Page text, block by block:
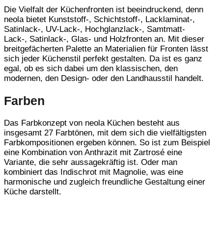
Die Vielfalt der Küchenfronten ist beeindruckend, denn
neola bietet Kunststoff-, Schichtstoff-, Lacklaminat-,
Satinlack-, UV-Lack-, Hochglanzlack-, Samtmatt-
Lack-, Satinlack-, Glas- und Holzfronten an. Mit dieser
breitgefächerten Palette an Materialien für Fronten lässt
sich jeder Küchenstil perfekt gestalten. Da ist es ganz
egal, ob es sich dabei um den klassischen, den
modernen, den Design- oder den Landhausstil handelt.
Farben
Das Farbkonzept von neola Küchen besteht aus
insgesamt 27 Farbtönen, mit dem sich die vielfältigsten
Farbkompositionen ergeben können. So ist zum Beispiel
eine Kombination von Anthrazit mit Zartrosé eine
Variante, die sehr aussagekräftig ist. Oder man
kombiniert das Indischrot mit Magnolie, was eine
harmonische und zugleich freundliche Gestaltung einer
Küche darstellt.